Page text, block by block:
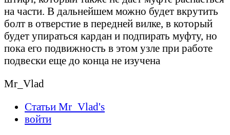
на части. В дальнейшем можно будет вкрутить
болт в отверстие в передней вилке, в который
будет упираться кардан и подпирать муфту, но
пока его подвижность в этом узле при работе
подвески еще до конца не изучена
Mr_Vlad
Статьи Mr_Vlad's
войти